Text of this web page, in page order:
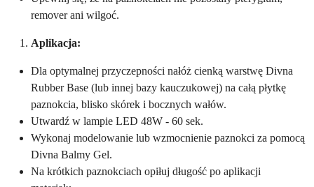
remover ani wilgoć.
Aplikacja:
Dla optymalnej przyczepności nałóż cienką warstwę Divna
Rubber Base (lub innej bazy kauczukowej) na całą płytkę
paznokcia, blisko skórek i bocznych wałów.
Utwardź w lampie LED 48W - 60 sek.
Wykonaj modelowanie lub wzmocnienie paznokci za pomocą
Divna Balmy Gel.
Na krótkich paznokciach opiłuj długość po aplikacji